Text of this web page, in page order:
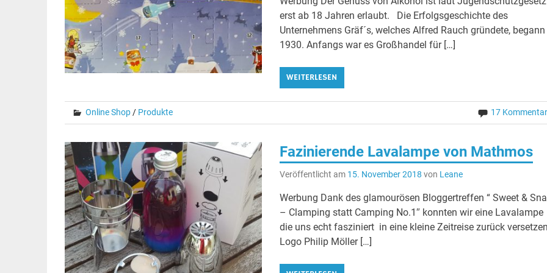
erst ab 18 Jahren erlaubt. Die Erfolgsgeschichte des
Unternehmens Gräf´s, welches Alfred Rauch gründete, begann
1930. Anfangs war es Großhandel für […]
WEITERLESEN
Online Shop/ Produkte 17
Fazinierende Lavalampe von Mathmos
Veröffentlicht am 15. November 2018 von Leane
Werbung Dank des glamourösen Bloggertreffen “ Sweet &
– Clamping statt Camping No.1″ konnten wir eine Lavalampe
die uns echt fasziniert in eine kleine Zeitreise zurück
Logo Philip Möller […]